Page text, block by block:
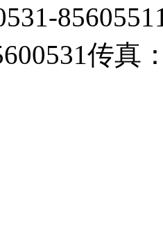
传真